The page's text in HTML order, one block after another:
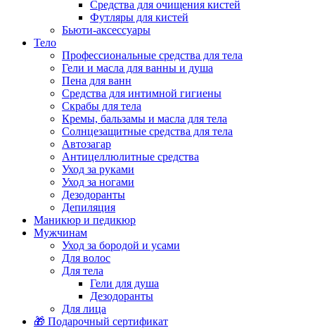
Средства для очищения кистей
Футляры для кистей
Бьюти-аксессуары
Тело
Профессиональные средства для тела
Гели и масла для ванны и душа
Пена для ванн
Средства для интимной гигиены
Скрабы для тела
Кремы, бальзамы и масла для тела
Солнцезащитные средства для тела
Автозагар
Антицеллюлитные средства
Уход за руками
Уход за ногами
Дезодоранты
Депиляция
Маникюр и педикюр
Мужчинам
Уход за бородой и усами
Для волос
Для тела
Гели для душа
Дезодоранты
Для лица
🎁 Подарочный сертификат